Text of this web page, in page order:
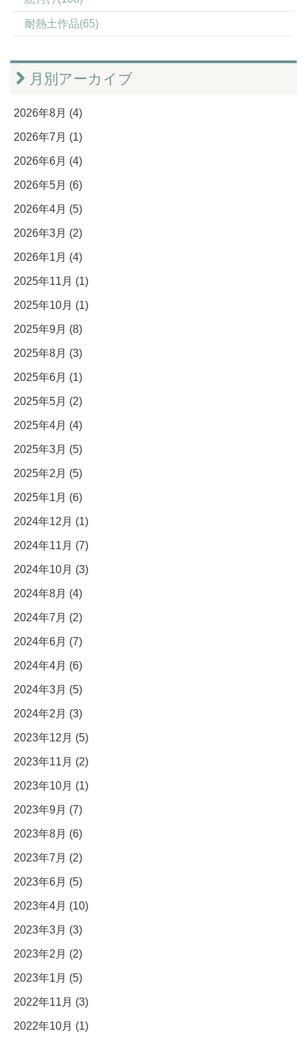
耐熱土作品(65)
月別アーカイブ
2026年8月 (4)
2026年7月 (1)
2026年6月 (4)
2026年5月 (6)
2026年4月 (5)
2026年3月 (2)
2026年1月 (4)
2025年11月 (1)
2025年10月 (1)
2025年9月 (8)
2025年8月 (3)
2025年6月 (1)
2025年5月 (2)
2025年4月 (4)
2025年3月 (5)
2025年2月 (5)
2025年1月 (6)
2024年12月 (1)
2024年11月 (7)
2024年10月 (3)
2024年8月 (4)
2024年7月 (2)
2024年6月 (7)
2024年4月 (6)
2024年3月 (5)
2024年2月 (3)
2023年12月 (5)
2023年11月 (2)
2023年10月 (1)
2023年9月 (7)
2023年8月 (6)
2023年7月 (2)
2023年6月 (5)
2023年4月 (10)
2023年3月 (3)
2023年2月 (2)
2023年1月 (5)
2022年11月 (3)
2022年10月 (1)